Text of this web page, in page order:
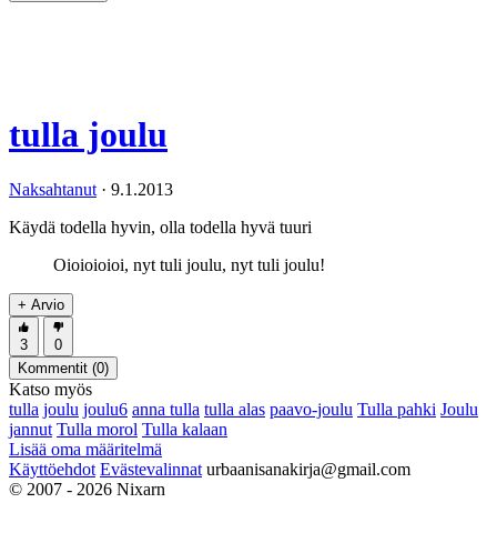
tulla joulu
Naksahtanut · 9.1.2013
Käydä todella hyvin, olla todella hyvä tuuri
Oioioioioi, nyt tuli joulu, nyt tuli joulu!
+ Arvio
3
0
Kommentit (0)
Katso myös
tulla joulu joulu6 anna tulla tulla alas paavo-joulu Tulla pahki Joulu
jannut Tulla morol Tulla kalaan
Lisää oma määritelmä
Käyttöehdot Evästevalinnat urbaanisanakirja@gmail.com
© 2007 - 2026 Nixarn